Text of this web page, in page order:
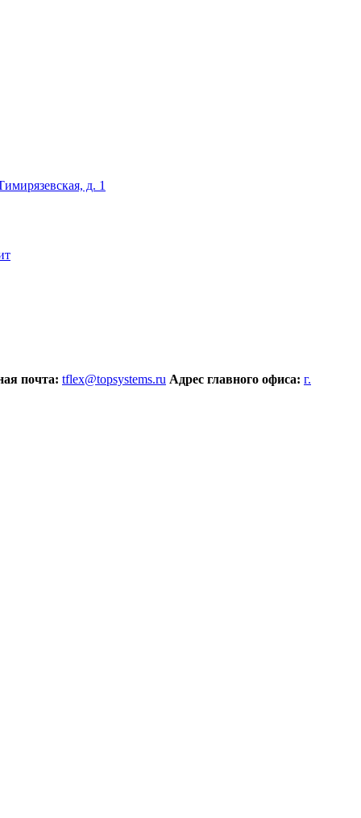
д. 1
почта: tflex@topsystems.ru Адрес главного офиса: г.